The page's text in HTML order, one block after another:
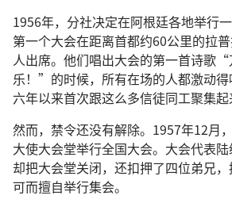
1956年，分社决定在阿根廷各地举行
第一个大会在距离首都约60公里的拉
人出席。他们唱出大会的第一首诗歌
乐！”的时候，所有在场的人都激动
六年以来首次跟这么多信徒同工聚集起
然而，禁令还没有解除。1957年12月
大使大会堂举行全国大会。大会代表
却把大会堂关闭，还扣押了四位弟兄
可而擅自举行集会。